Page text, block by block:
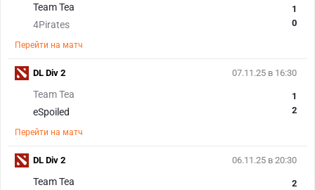
Team Tea
4Pirates
1
0
Перейти на матч
07.11.25 в 16:30
Team Tea
eSpoiled
1
2
Перейти на матч
DL Div 2
06.11.25 в 20:30
Team Tea
2
DL Div 2